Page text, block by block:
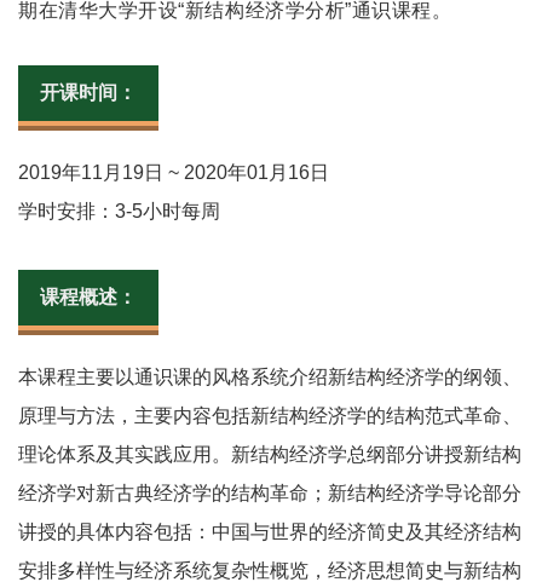
期在清华大学开设“新结构经济学分析”通识课程。
开课时间：
2019年11月19日 ~ 2020年01月16日
学时安排：3-5小时每周
课程概述：
本课程主要以通识课的风格系统介绍新结构经济学的纲领、
原理与方法，主要内容包括新结构经济学的结构范式革命、
理论体系及其实践应用。新结构经济学总纲部分讲授新结构
经济学对新古典经济学的结构革命；新结构经济学导论部分
讲授的具体内容包括：中国与世界的经济简史及其经济结构
安排多样性与经济系统复杂性概览，经济思想简史与新结构